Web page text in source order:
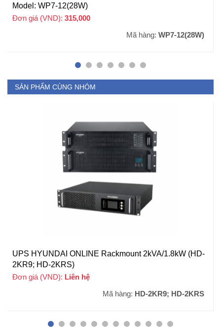
Model: WP7-12(28W)
Đơn giá (VND): 315,000
Mã hàng: WP7-12(28W)
SẢN PHẨM CÙNG NHÓM
UPS HYUNDAI ONLINE Rackmount 2kVA/1.8kW (HD-
2KR9; HD-2KRS)
Đơn giá (VND): Liên hệ
Mã hàng: HD-2KR9; HD-2KRS